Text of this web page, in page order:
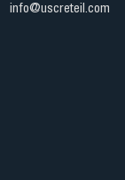
info@uscreteil.com